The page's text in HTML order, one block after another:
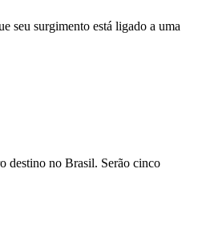
seu sur­gimento está ligado a uma
destino no Brasil. Serão cinco